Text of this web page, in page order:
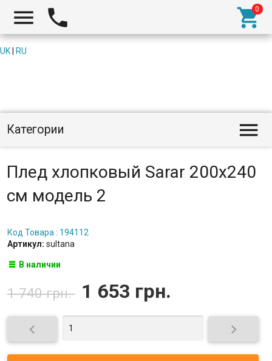
  
UK RU
Категории 
Плед хлопковый Sarar 200х240
см модель 2
Код Товара : 194112
Артикул: sultana
В наличии
1 740 грн. 1 653 грн.
 